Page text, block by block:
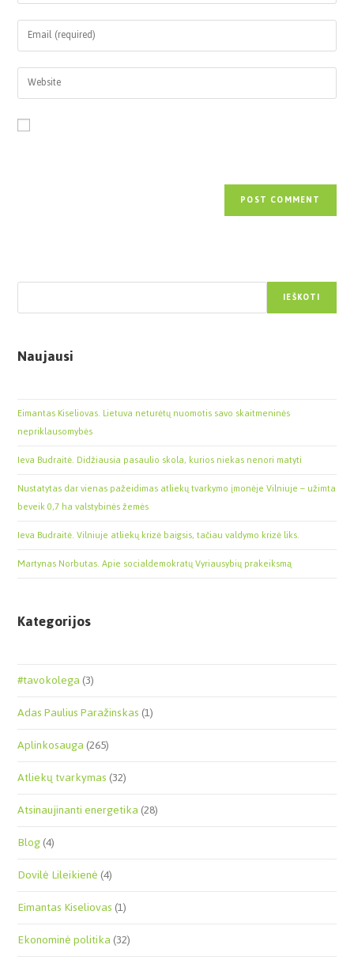
IEŠKOTI
Naujausi
Eimantas Kiseliovas. Lietuva neturėtų nuomotis savo skaitmeninės
nepriklausomybės
Ieva Budraitė. Didžiausia pasaulio skola, kurios niekas nenori matyti
Nustatytas dar vienas pažeidimas atliekų tvarkymo įmonėje Vilniuje – užimta
beveik 0,7 ha valstybinės žemės
Ieva Budraitė. Vilniuje atliekų krizė baigsis, tačiau valdymo krizė liks.
Martynas Norbutas. Apie socialdemokratų Vyriausybių prakeiksmą
Kategorijos
#tavokolega(3)
Adas Paulius Paražinskas(1)
Aplinkosauga(265)
Atliekų tvarkymas(32)
Atsinaujinanti energetika(28)
Blog(4)
Dovilė Lileikienė(4)
Eimantas Kiseliovas(1)
Ekonominė politika(32)